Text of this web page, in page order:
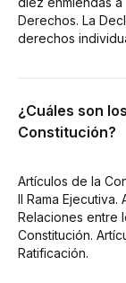
Derechos. La
derechos
¿Cuáles son
Constitución?
Artículos de la
II Rama Ejecutiva.
Relaciones entre
Constitución.
Ratificación.